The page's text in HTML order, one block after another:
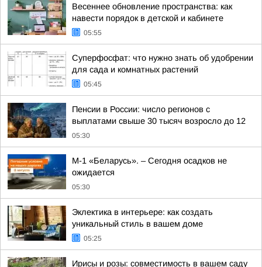
Весеннее обновление пространства: как
навести порядок в детской и кабинете
05:55
Суперфосфат: что нужно знать об удобрении
для сада и комнатных растений
05:45
Пенсии в России: число регионов с
выплатами свыше 30 тысяч возросло до 12
05:30
М-1 «Беларусь». – Сегодня осадков не
ожидается
05:30
Эклектика в интерьере: как создать
уникальный стиль в вашем доме
05:25
Ирисы и розы: совместимость в вашем саду